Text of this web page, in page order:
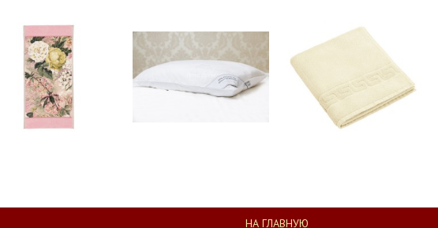
НА ГЛАВНУЮ